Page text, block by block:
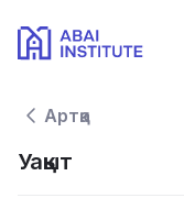
Артқа
Уақыт